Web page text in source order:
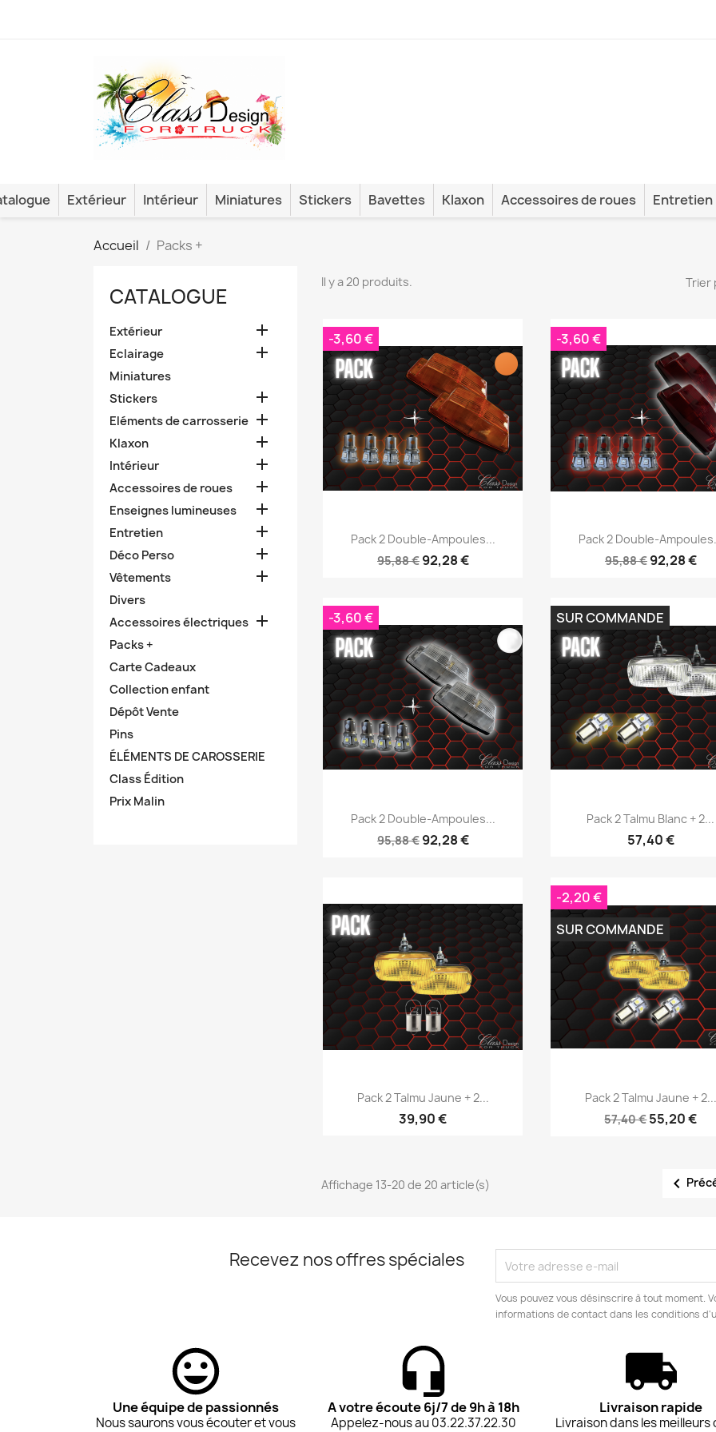
Extérieur Intérieur Miniatures Stickers Bavettes Klaxon Accessoires de roues Entretien
Accueil Packs +
CATALOGUE
Extérieur 
Eclairage 
Miniatures
Stickers

Eléments de carrosserie 
Klaxon 
Intérieur 
Accessoires de roues 
Enseignes lumineuses 
Entretien 
Déco Perso 
Vêtements 
Divers
Accessoires électriques 
Packs +
Carte Cadeaux
Collection enfant
Dépôt Vente
Pins
ÉLÉMENTS DE CAROSSERIE
Class Édition
Prix Malin
Il y a 20 produits. Trier
Aperçu rapide
Pack 2 Double-Ampoules...
95,88 € 92,28 €
-3,60 €
Aperçu rapide
Pack 2 Double-
95,88 € 92,28 €
-3,60 €
Aperçu rapide
Pack 2 Double-Ampoules...
95,88 € 92,28 €
-3,60 €
Aperçu rapide
Pack 2 Talmu Blanc + 2...
57,40 €
SUR COMMANDE
Aperçu rapide
Pack 2 Talmu Jaune + 2...
39,90 €
Aperçu rapide
Pack 2 Talmu Jaune + 2...
57,40 €55,20 €
-2,20 €
SUR COMMANDE
Affichage 13-20 de 20 article(s) 
Recevez nos offres spéciales
Vous pouvez vous désinscrire à tout moment.
informations de contact dans les conditions
Une équipe de passionnés
Nous saurons vous écouter et vous
A votre écoute 6j/7 de 9h à 18h
Appelez-nous au 03.22.37.22.30
Livraison rapide
Livraison dans les meilleurs